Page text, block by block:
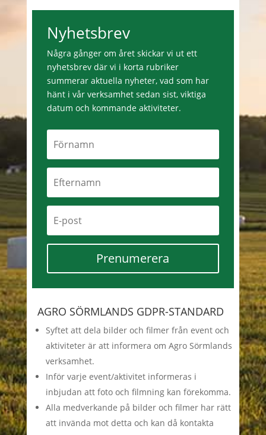
Nyhetsbrev
Några gånger om året skickar vi ut ett
nyhetsbrev där vi i korta rubriker
summerar aktuella nyheter, vad som har
hänt i vår verksamhet sedan sist, viktiga
datum och kommande aktiviteter.
Prenumerera
AGRO SÖRMLANDS GDPR-STANDARD
Syftet att dela bilder och filmer från event och
aktiviteter är att informera om Agro Sörmlands
verksamhet.
Inför varje event/aktivitet informeras i
inbjudan att foto och filmning kan förekomma.
Alla medverkande på bilder och filmer har rätt
att invända mot detta och kan då kontakta